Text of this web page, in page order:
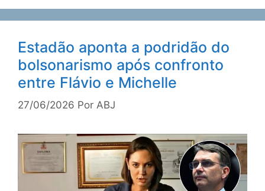
Estadão aponta a podridão do
bolsonarismo após confronto
entre Flávio e Michelle
27/06/2026 Por ABJ